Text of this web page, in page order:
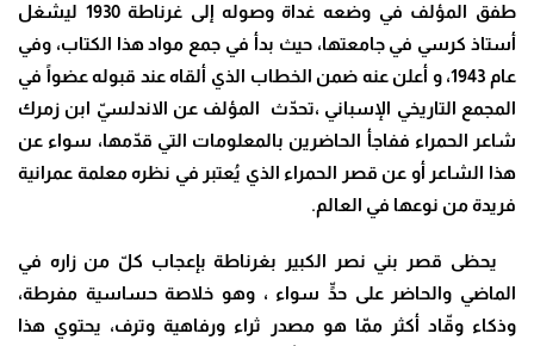
طفق المؤلف في وضعه غداة وصوله إلى غرناطة 1930 ليشغل
أستاذ كرسي في جامعتها، حيث بدأ في جمع مواد هذا الكتاب، وفي
عام 1943، و أعلن عنه ضمن الخطاب الذي ألقاه عند قبوله عضواً في
المجمع التاريخي الإسباني ،تحدّث المؤلف عن الاندلسيّ ابن زمرك
شاعر الحمراء ففاجأ الحاضرين بالمعلومات التي قدّمها، سواء عن
هذا الشاعر أو عن قصر الحمراء الذي يُعتبر في نظره معلمة عمرانية
فريدة من نوعها في العالم.
يحظى قصر بني نصر الكبير بغرناطة بإعجاب كلّ من زاره في
الماضي والحاضر على حدٍّ سواء ، وهو خلاصة حساسية مفرطة،
وذكاء وقّاد أكثر ممّا هو مصدر ثراء ورفاهية وترف، يحتوي هذا